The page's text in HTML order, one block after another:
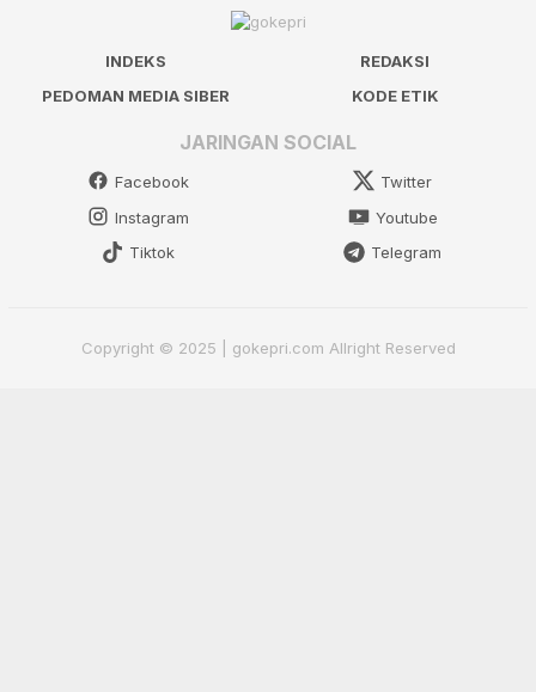
INDEKS
REDAKSI
PEDOMAN MEDIA SIBER
KODE ETIK
JARINGAN SOCIAL
Facebook
Twitter
Instagram
Youtube
Tiktok
Telegram
Copyright © 2025 | gokepri.com Allright Reserved